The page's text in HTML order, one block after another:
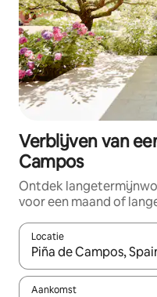
Verblijven van
Campos
Ontdek
voor een maand of
Locatie
Wanneer er resultaten
Aankomst